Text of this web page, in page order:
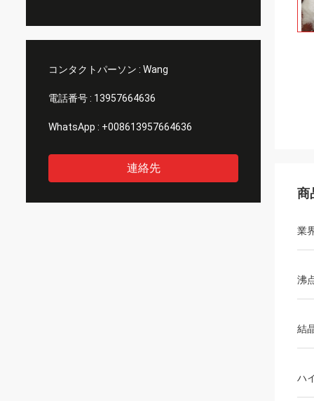
コンタクトパーソン : Wang
電話番号 : 13957664636
WhatsApp : +008613957664636
連絡先
商
業
沸
結
ハ